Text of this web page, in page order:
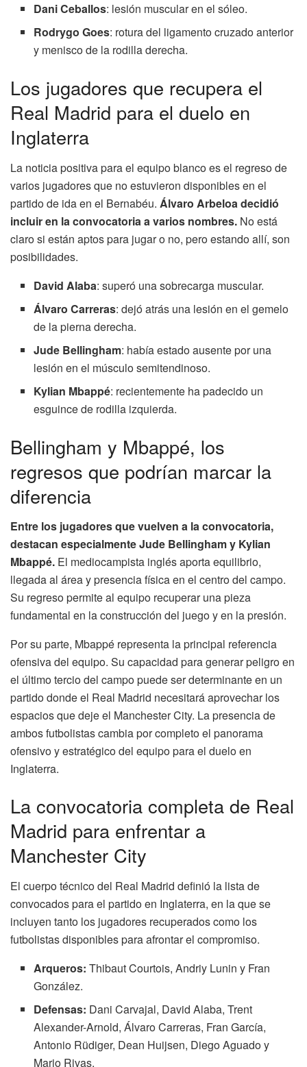
Dani Ceballos: lesión muscular en el sóleo.
Rodrygo Goes: rotura del ligamento cruzado anterior
y menisco de la rodilla derecha.
Los jugadores que recupera el
Real Madrid para el duelo en
Inglaterra
La noticia positiva para el equipo blanco es el regreso de
varios jugadores que no estuvieron disponibles en el
partido de ida en el Bernabéu. Álvaro Arbeloa decidió
incluir en la convocatoria a varios nombres. No está
claro si están aptos para jugar o no, pero estando allí, son
posibilidades.
David Alaba: superó una sobrecarga muscular.
Álvaro Carreras: dejó atrás una lesión en el gemelo
de la pierna derecha.
Jude Bellingham: había estado ausente por una
lesión en el músculo semitendinoso.
Kylian Mbappé: recientemente ha padecido un
esguince de rodilla izquierda.
Bellingham y Mbappé, los
regresos que podrían marcar la
diferencia
Entre los jugadores que vuelven a la convocatoria,
destacan especialmente Jude Bellingham y Kylian
Mbappé. El mediocampista inglés aporta equilibrio,
llegada al área y presencia física en el centro del campo.
Su regreso permite al equipo recuperar una pieza
fundamental en la construcción del juego y en la presión.
Por su parte, Mbappé representa la principal referencia
ofensiva del equipo. Su capacidad para generar peligro en
el último tercio del campo puede ser determinante en un
partido donde el Real Madrid necesitará aprovechar los
espacios que deje el Manchester City. La presencia de
ambos futbolistas cambia por completo el panorama
ofensivo y estratégico del equipo para el duelo en
Inglaterra.
La convocatoria completa de Real
Madrid para enfrentar a
Manchester City
El cuerpo técnico del Real Madrid definió la lista de
convocados para el partido en Inglaterra, en la que se
incluyen tanto los jugadores recuperados como los
futbolistas disponibles para afrontar el compromiso.
Arqueros:Thibaut Courtois, Andriy Lunin y Fran
González.
Defensas: Dani Carvajal, David Alaba, Trent
Alexander-Arnold, Álvaro Carreras, Fran García,
Antonio Rüdiger, Dean Huijsen, Diego Aguado y
Mario Rivas.